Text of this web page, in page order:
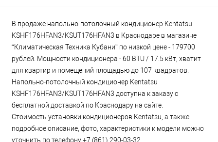
В продаже напольно-потолочный кондиционер Kentatsu
KSHF176HFAN3/KSUT176HFAN3 в Краснодаре в магазине
“Климатическая Техника Кубани” по низкой цене - 179700
рублей. Мощности кондиционера - 60 BTU / 17.5 кВт, хватит
для квартир и помещений площадью до 107 квадратов.
Напольно-потолочный кондиционер Kentatsu
KSHF176HFAN3/KSUT176HFAN3 доступна к заказу с
бесплатной доставкой по Краснодару на сайте.
Стоимость установки кондиционеров Kentatsu, а также
подробное описание, фото, характеристики к модели можно
уточнить по телефону +7 (861) 290-03-32.